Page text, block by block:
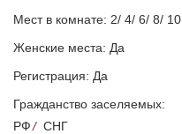
Мест в комнате: 2/ 4/ 6/ 8/ 10
Женские места: Да
Регистрация: Да
Гражданство заселяемых:
РФ/ СНГ